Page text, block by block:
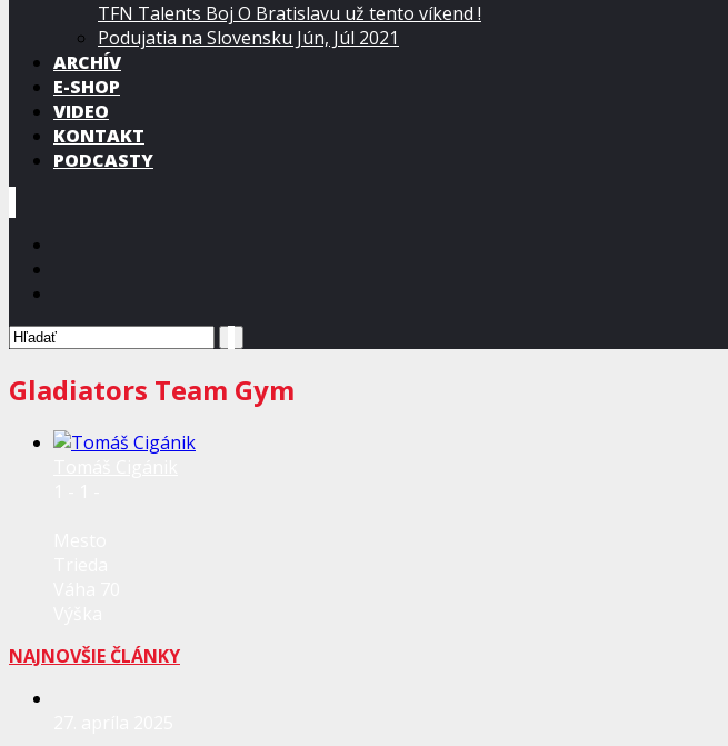
TFN Talents Boj O Bratislavu už tento víkend !
Podujatia na Slovensku Jún, Júl 2021
ARCHÍV
E-SHOP
VIDEO
KONTAKT
PODCASTY
Gladiators Team Gym
NAJNOVŠIE ČLÁNKY